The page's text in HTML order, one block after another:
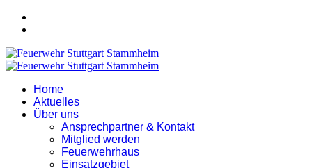
Home
Aktuelles
Über uns
Ansprechpartner & Kontakt
Mitglied werden
Feuerwehrhaus
Einsatzgebiet